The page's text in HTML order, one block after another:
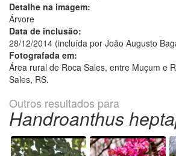
Detalhe na imagem:
Árvore
Data de inclusão:
28/12/2014 (incluída por João Augusto
Fotografada em:
Área rural de Roca Sales, entre Muçum e
Sales, RS.
Outros resultados para
Handroanthus